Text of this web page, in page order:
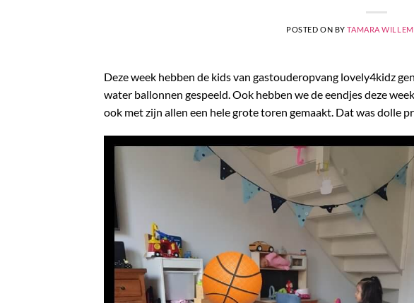
POSTED ON BYTAMARA
Deze week hebben de kids van gastouderopvang lovely4kidz
water ballonnen gespeeld. Ook hebben we de eendjes deze
ook met zijn allen een hele grote toren gemaakt. Dat was dolle